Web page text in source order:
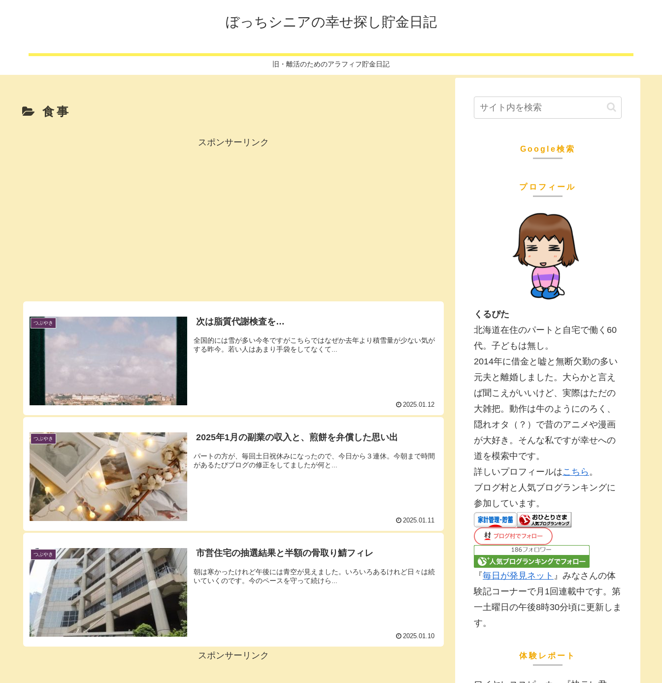
ぼっちシニアの幸せ探し貯金日記
旧・離活のためのアラフィフ貯金日記
食事
スポンサーリンク
つぶやき 次は脂質代謝検査を…
全国的には雪が多い今冬ですがこちらではなぜか去年より積雪量が少ない気が
する昨今。若い人はあまり手袋をしてなくて...
2025.01.12
つぶやき 2025年1月の副業の収入と、煎餅を弁償した思い出
パートの方が、毎回土日祝休みになったので、今日から３連休。今朝まで時間
があるたびブログの修正をしてましたが何と...
2025.01.11
つぶやき 市営住宅の抽選結果と半額の骨取り鯖フィレ
朝は寒かったけれど午後には青空が見えました。いろいろあるけれど日々は続
いていくのです。今のペースを守って続けら...
2025.01.10
スポンサーリンク
Google検索
プロフィール
くるぴた
北海道在住のパートと自宅で働く60
代。子どもは無し。
2014年に借金と嘘と無断欠勤の多い
元夫と離婚しました。大らかと言え
ば聞こえがいいけど、実際はただの
大雑把。動作は牛のようにのろく、
隠れオタ（？）で昔のアニメや漫画
が大好き。そんな私ですが幸せへの
道を模索中です。
詳しいプロフィールはこちら 。
ブログ村と人気ブログランキングに
参加しています。
『毎日が発見ネット 』みなさんの体
験記コーナーで月1回連載中です。第
一土曜日の午後8時30分頃に更新しま
す。
体験レポート